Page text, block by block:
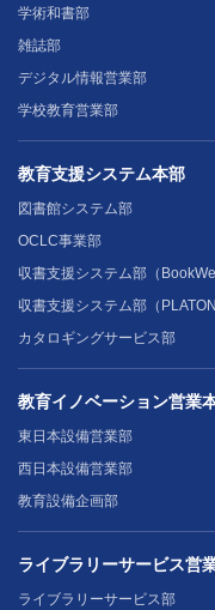
学術和書部
雑誌部
デジタル情報営業部
学校教育営業部
教育支援システム本部
図書館システム部
OCLC事業部
収書支援システム部（
収書支援システム部（PLATON
カタロギングサービス部
教育イノベーション営業
東日本設備営業部
西日本設備営業部
教育設備企画部
ライブラリーサービス営
ライブラリーサービス部